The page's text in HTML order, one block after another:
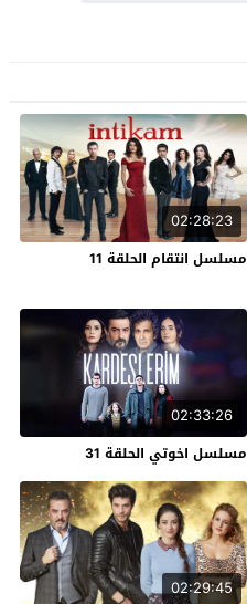
02:28:23
مسلسل انتقام الحلقة 11
02:33:26
مسلسل اخوتي الحلقة 31
02:29:45